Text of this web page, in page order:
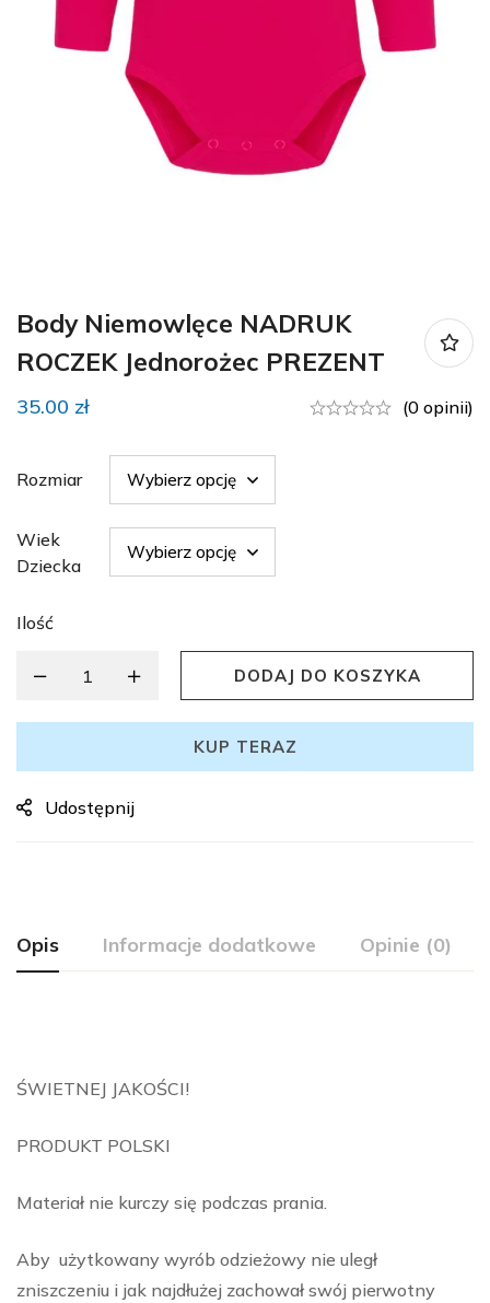
Body Niemowlęce NADRUK
ROCZEK Jednorożec PREZENT
35.00 zł (0 opinii)
Rozmiar
Wiek
Dziecka
Ilość
DODAJ DO KOSZYKA
KUP TERAZ
Udostępnij
Opis Informacje dodatkowe Opinie (0)
ŚWIETNEJ JAKOŚCI!
PRODUKT POLSKI
Materiał nie kurczy się podczas prania.
Aby użytkowany wyrób odzieżowy nie uległ
zniszczeniu i jak najdłużej zachował swój pierwotny